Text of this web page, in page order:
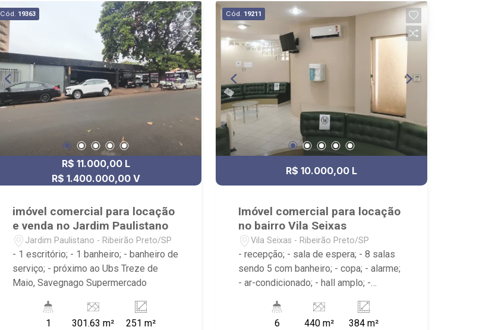
Zona Leste, Centro e Bonfim Paulista; -
para Venda, Compra e Locação,
imobiliária é Ribeirão Imóveis - sede na
Av. Professor João Fiusa;
Cód. 19363
R$ 11.000,00 L
R$ 1.400.000,00 V
imóvel comercial para locação
e venda no Jardim Paulistano
Jardim Paulistano - Ribeirão Preto/SP
- 1 escritório; - 1 banheiro; - banheiro de
serviço; - próximo ao Ubs Treze de
Maio, Savegnago Supermercado
1 301.63 m² 251 m²
Cód. 19211
R$ 10.000,00 L
Imóvel comercial para locação
no bairro Vila Seixas
Vila Seixas - Ribeirão Preto/SP
- recepção; - sala de espera; - 8 salas
sendo 5 com banheiro; - copa; - alarme;
- ar-condicionado; - hall amplo; -
Bia Pizzas, Salgadinho Salete
6
440 m² 384 m²